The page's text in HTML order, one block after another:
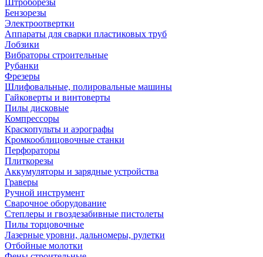
Штроборезы
Бензорезы
Электроотвертки
Аппараты для сварки пластиковых труб
Лобзики
Вибраторы строительные
Рубанки
Фрезеры
Шлифовальные, полировальные машины
Гайковерты и винтоверты
Пилы дисковые
Компрессоры
Краскопульты и аэрографы
Кромкооблицовочные станки
Перфораторы
Плиткорезы
Аккумуляторы и зарядные устройства
Граверы
Ручной инструмент
Сварочное оборудование
Степлеры и гвоздезабивные пистолеты
Пилы торцовочные
Лазерные уровни, дальномеры, рулетки
Отбойные молотки